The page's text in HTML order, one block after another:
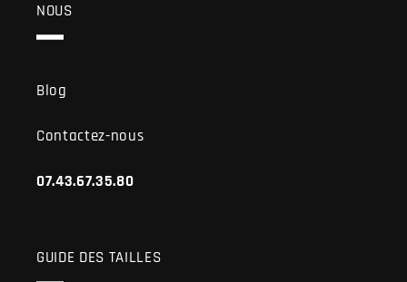
NOUS
Blog
Contactez-nous
07.43.67.35.80
GUIDE DES TAILLES